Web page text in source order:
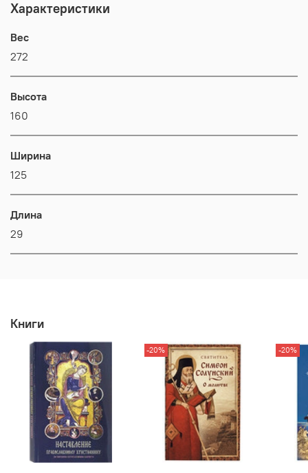
Характеристики
Вес
272
Высота
160
Ширина
125
Длина
29
Книги
-20% -20%